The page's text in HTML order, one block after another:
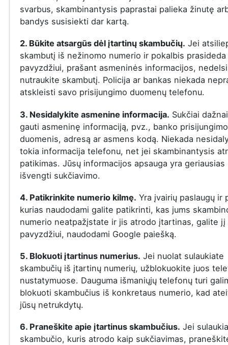
svarbus, skambinantysis paprastai palieka žinutę
bandys susisiekti dar kartą.
2. Būkite atsargūs dėl įtartinų skambučių. Jei
skambutį iš nežinomo numerio ir pokalbis
pavyzdžiui, prašant asmeninės informacijos,
nutraukite skambutį. Policija ar bankas niekada
atskleisti savo prisijungimo duomenų telefonu.
3. Nesidalykite asmenine informacija. Sukčiai
gauti asmeninę informaciją, pvz., banko prisijungimo
duomenis, adresą ar asmens kodą. Niekada
tokia informacija telefonu, net jei skambinantysis
patikimas. Jūsų informacijos apsauga yra geriausias
išvengti sukčiavimo.
4. Patikrinkite numerio kilmę. Yra įvairių paslaugų ir
kurias naudodami galite patikrinti, kas jums
numerio neatpažįstate ir jis atrodo įtartinas, galite
pavyzdžiui, naudodami Google paiešką.
5. Blokuoti įtartinus numerius. Jei nuolat sulaukiate
skambučių iš įtartinų numerių, užblokuokite juos
nustatymuose. Dauguma išmaniųjų telefonų turi
blokuoti skambučius iš konkretaus numerio, kad
jūsų netrukdytų.
6. Praneškite apie įtartinus skambučius. Jei
skambučio, kuris atrodo kaip sukčiavimas,